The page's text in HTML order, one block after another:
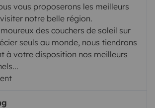
vous proposerons les meilleurs
notre belle région.
des couchers de soleil sur
seuls au monde, nous tiendrons
à votre disposition nos meilleurs